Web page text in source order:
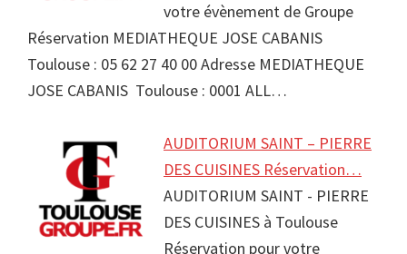
votre évènement de Groupe
Réservation MEDIATHEQUE JOSE CABANIS
Toulouse : 05 62 27 40 00 Adresse MEDIATHEQUE
JOSE CABANIS Toulouse : 0001 ALL…
AUDITORIUM SAINT – PIERRE
DES CUISINES Réservation…
AUDITORIUM SAINT - PIERRE
DES CUISINES à Toulouse
Réservation pour votre